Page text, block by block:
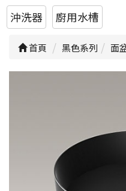
沖洗器
廚用水槽
首頁 黑色系列 面